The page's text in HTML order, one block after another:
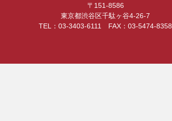
〒151-8586
東京都渋谷区千駄ヶ谷4-26-7
TEL：03-3403-6111 FAX：03-5474-8358